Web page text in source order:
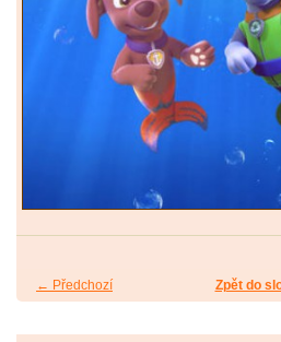
← Předchozí Zpět do